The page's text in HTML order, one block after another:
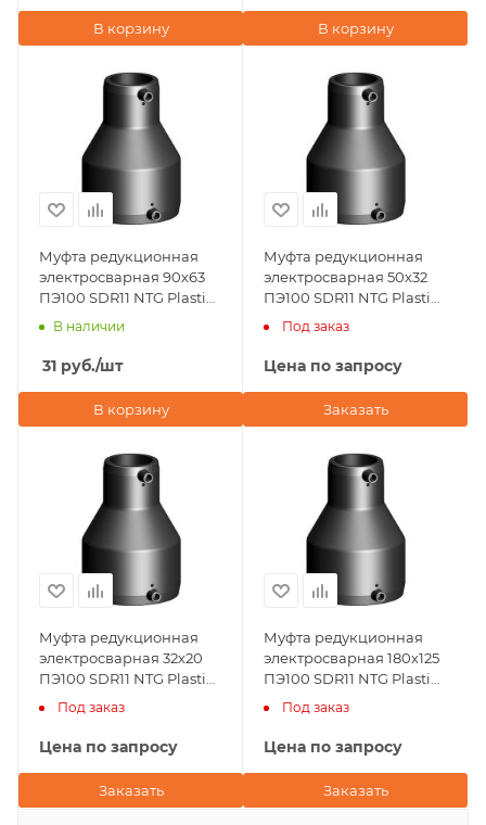
В корзину В корзину
Муфта редукционная
электросварная 90х63
ПЭ100 SDR11 NTG Plastik
(Турция)
В наличии
31 руб./шт
В корзину
Муфта редукционная
электросварная 50х32
ПЭ100 SDR11 NTG Plastik
(Турция)
Под заказ
Цена по запросу
Заказать
Муфта редукционная
электросварная 32х20
ПЭ100 SDR11 NTG Plastik
(Турция)
Под заказ
Цена по запросу
Заказать
Муфта редукционная
электросварная 180х125
ПЭ100 SDR11 NTG Plastik
(Турция)
Под заказ
Цена по запросу
Заказать